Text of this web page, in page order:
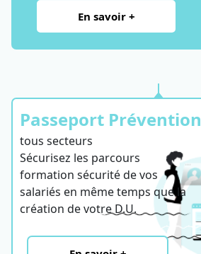
En savoir +
Passeport Prévention
tous secteurs
Sécurisez les parcours
formation sécurité de vos
salariés en même temps que la
création de votre D.U.